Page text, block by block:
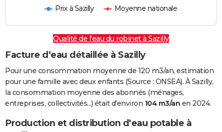
Prix à Sazilly Moyenne nationale
Qualité de l'eau du robinet à Sazilly
Facture d'eau détaillée à Sazilly
Pour une consommation moyenne de 120 m3/an, estimation
pour une famille avec deux enfants (Source : ONSEA). À Sazilly,
la consommation moyenne des abonnés (ménages,
entreprises, collectivités...) était d'environ 104 m3/an en 2024.
Production et distribution d'eau potable à